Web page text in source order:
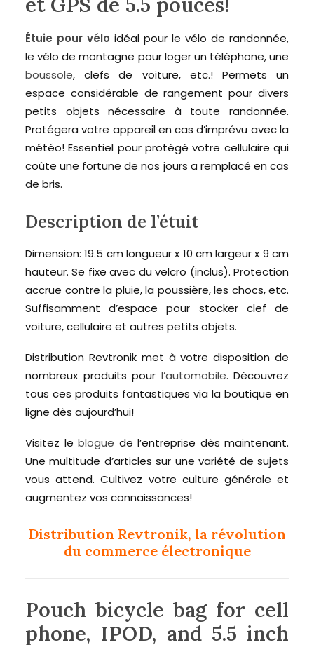
Étuie pour vélo idéal pour le vélo de randonnée,
le vélo de montagne pour loger un téléphone, une
boussole, clefs de voiture, etc.! Permets un
espace considérable de rangement pour divers
petits objets nécessaire à toute randonnée.
Protégera votre appareil en cas d’imprévu avec la
météo! Essentiel pour protégé votre cellulaire qui
coûte une fortune de nos jours a remplacé en cas
de bris.
Description de l’étuit
Dimension: 19.5 cm longueur x 10 cm largeur x 9 cm
hauteur. Se fixe avec du velcro (inclus). Protection
accrue contre la pluie, la poussière, les chocs, etc.
Suffisamment d’espace pour stocker clef de
voiture, cellulaire et autres petits objets.
Distribution Revtronik met à votre disposition de
nombreux produits pour l’automobile. Découvrez
tous ces produits fantastiques via la boutique en
ligne dès aujourd’hui!
Visitez le blogue de l’entreprise dès maintenant.
Une multitude d’articles sur une variété de sujets
vous attend. Cultivez votre culture générale et
augmentez vos connaissances!
Distribution Revtronik, la révolution
du commerce électronique
Pouch bicycle bag for cell
phone, IPOD, and 5.5 inch